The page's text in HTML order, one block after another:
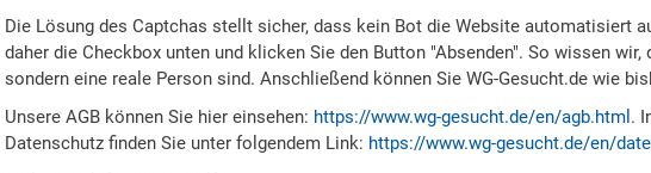
Die Lösung des Captchas stellt sicher, dass kein Bot die Website automatisiert
daher die Checkbox unten und klicken Sie den Button "Absenden". So wissen wir,
sondern eine reale Person sind. Anschließend können Sie WG-Gesucht.de wie
Unsere AGB können Sie hier einsehen: https://www.wg-gesucht.de/en/agb.html .
Datenschutz finden Sie unter folgendem Link: https://www.wg-gesucht.de/en/